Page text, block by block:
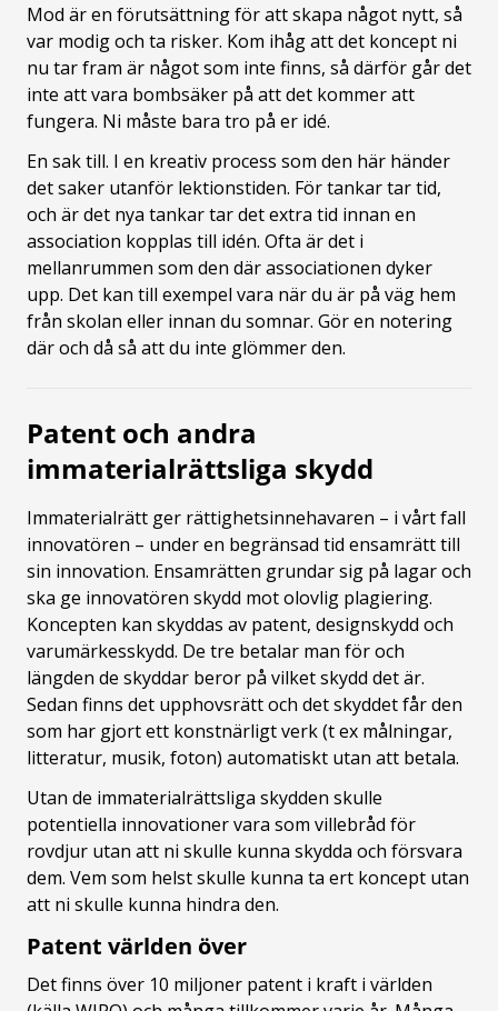
Mod är en förutsättning för att skapa något nytt, så
var modig och ta risker. Kom ihåg att det koncept ni
nu tar fram är något som inte finns, så därför går det
inte att vara bombsäker på att det kommer att
fungera. Ni måste bara tro på er idé.
En sak till. I en kreativ process som den här händer
det saker utanför lektionstiden. För tankar tar tid,
och är det nya tankar tar det extra tid innan en
association kopplas till idén. Ofta är det i
mellanrummen som den där associationen dyker
upp. Det kan till exempel vara när du är på väg hem
från skolan eller innan du somnar. Gör en notering
där och då så att du inte glömmer den.
Patent och andra
immaterialrättsliga skydd
Immaterialrätt ger rättighetsinnehavaren – i vårt fall
innovatören – under en begränsad tid ensamrätt till
sin innovation. Ensamrätten grundar sig på lagar och
ska ge innovatören skydd mot olovlig plagiering.
Koncepten kan skyddas av patent, designskydd och
varumärkesskydd. De tre betalar man för och
längden de skyddar beror på vilket skydd det är.
Sedan finns det upphovsrätt och det skyddet får den
som har gjort ett konstnärligt verk (t ex målningar,
litteratur, musik, foton) automatiskt utan att betala.
Utan de immaterialrättsliga skydden skulle
potentiella innovationer vara som villebråd för
rovdjur utan att ni skulle kunna skydda och försvara
dem. Vem som helst skulle kunna ta ert koncept utan
att ni skulle kunna hindra den.
Patent världen över
Det finns över 10 miljoner patent i kraft i världen